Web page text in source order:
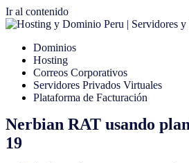
Ir al contenido
Dominios
Hosting
Correos Corporativos
Servidores Privados Virtuales
Plataforma de Facturación
Nerbian RAT usando
19